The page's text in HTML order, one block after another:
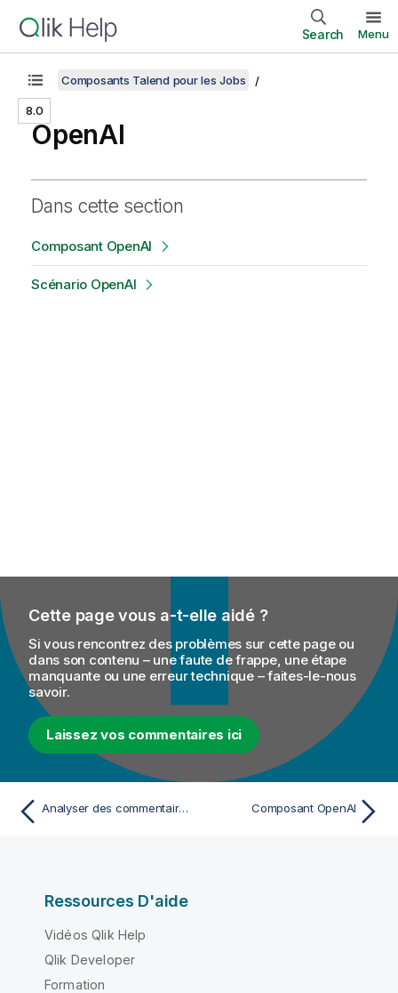
Search Menu
8.0
Composants Talend pour les Jobs
OpenAI
Dans cette section
Composant OpenAI
Scénario OpenAI
Cette page vous a-t-elle aidé ?
Si vous rencontrez des problèmes sur cette page ou
dans son contenu – une faute de frappe, une étape
manquante ou une erreur technique – faites-le-nous
savoir.
Laissez vos commentaires ici
Analyser des commentaires clients avec le modèle de résumé de texte Llama Composant OpenAI
Ressources D'aide
Vidéos Qlik Help
Qlik Developer
Formation